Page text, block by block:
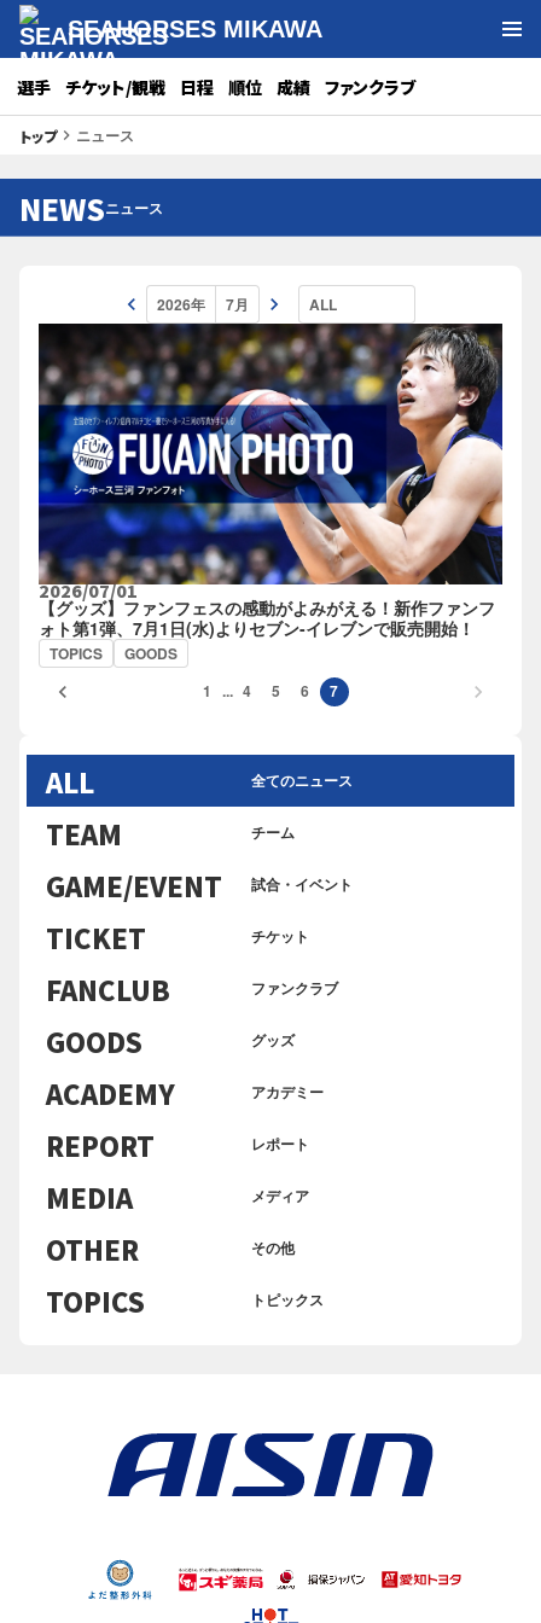
SEAHORSES MIKAWA
選手 チケット/観戦 日程 順位 成績 ファンクラブ
トップkeyboard_arrow_right ニュース
NEWSニュース
keyboard_arrow_left keyboard_arrow_right
2026/07/01
【グッズ】ファンフェスの感動がよみがえる！新作ファンフ
ォト第1弾、7月1日(水)よりセブン-イレブンで販売開始！
TOPICS GOODS
keyboard_arrow_left 1 ... 4 5 6 7 keyboard_arrow_right
ALL 全てのニュース
TEAM チーム
GAME/EVENT 試合・イベント
TICKET チケット
FANCLUB ファンクラブ
GOODS グッズ
ACADEMY アカデミー
REPORT レポート
MEDIA メディア
OTHER その他
TOPICS トピックス